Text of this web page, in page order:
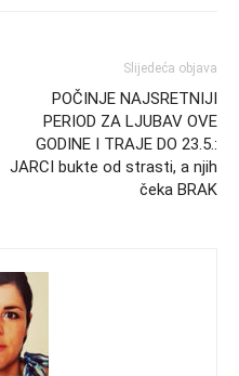
Slijedeća objava
POČINJE NAJSRETNIJI
PERIOD ZA LJUBAV OVE
GODINE I TRAJE DO 23.5.:
JARCI bukte od strasti, a njih
čeka BRAK